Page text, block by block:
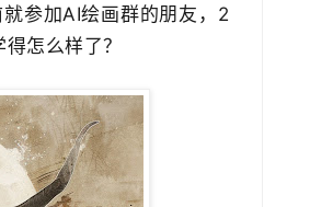
参加AI绘画群的朋友，2​
怎么样了？